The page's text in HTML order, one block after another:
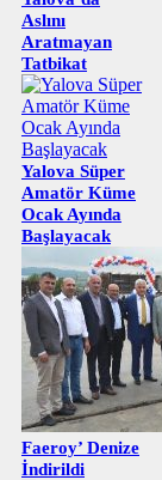
Aslını
Aratmayan
Tatbikat
Yalova Süper
Amatör Küme
Ocak Ayında
Başlayacak
Faeroy’ Denize
İndirildi